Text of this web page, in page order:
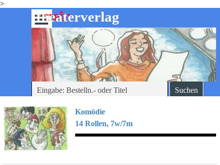
>
Direkt zum Seiteninhalt
-theaterverlag
mein
Menü überspringen
Suchen
Komödie
14 Rollen, 7w/7m